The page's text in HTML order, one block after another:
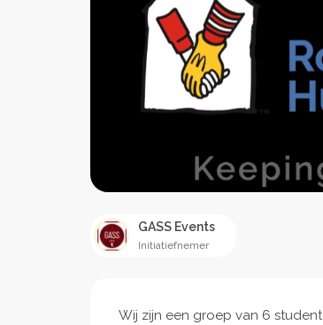
GASS Events
Initiatiefnemer
Wij zijn een groep van 6